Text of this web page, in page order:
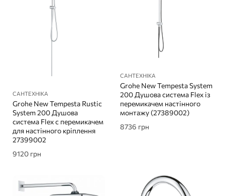
САНТЕХНІКА
Grohe New Tempesta Rustic
System 200 Душова
система Flex с перемикачем
для настінного кріплення
27399002
9120 грн
САНТЕХНІКА
Grohe New Tempesta System
200 Душова система Flex із
перемикачем настінного
монтажу (27389002)
8736 грн